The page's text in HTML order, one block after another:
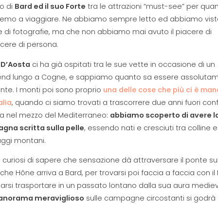
di Bard ed il suo Forte tra le attrazioni “must-see” per
a viaggiare. Ne abbiamo sempre letto ed abbiamo
di fotografie, ma che non abbiamo mai avuto il piacere di
di persona.
ci ha già ospitati tra le sue vette in occasione di un
lungo a Cogne, e sappiamo quanto sa essere
I monti poi sono proprio una delle cose che più ci è
, quando ci siamo trovati a trascorrere due anni fuori
nel mezzo del Mediterraneo: abbiamo scoperto di avere
scritta sulla pelle, essendo nati e cresciuti tra colline e
montani.
curiosi di sapere che sensazione dà attraversare il ponte
Hône arriva a Bard, per trovarsi poi faccia a faccia con il
trasportare in un passato lontano dalla sua aura
meraviglioso sulle campagne circostanti si godrà